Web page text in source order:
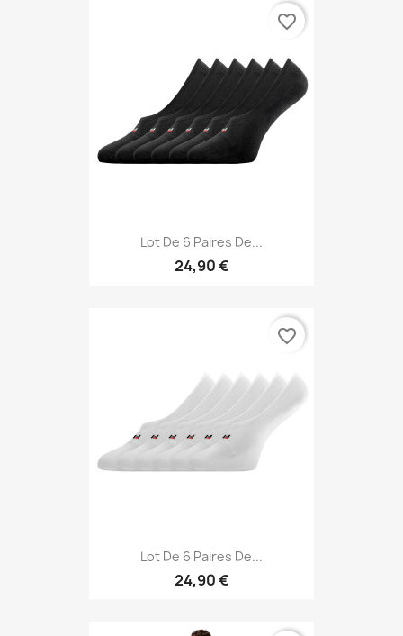
Lot De 6 Paires De...
24,90 €
favorite_border
Lot De 6 Paires De...
24,90 €
favorite_border